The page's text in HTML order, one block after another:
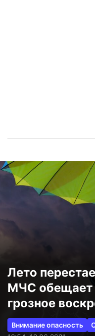
Лето
МЧС обещает
грозное
Внимание опасность